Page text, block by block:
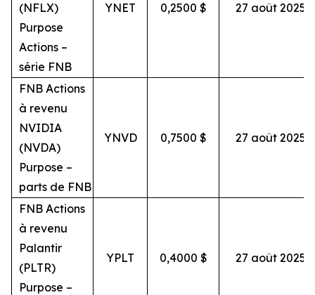
(NFLX)
Purpose
Actions –
série FNB
YNET 0,2500 $ 27 août 2025
FNB Actions
à revenu
NVIDIA
(NVDA)
Purpose –
parts de FNB
YNVD 0,7500 $ 27 août 2025
FNB Actions
à revenu
Palantir
(PLTR)
Purpose –
YPLT 0,4000 $ 27 août 2025